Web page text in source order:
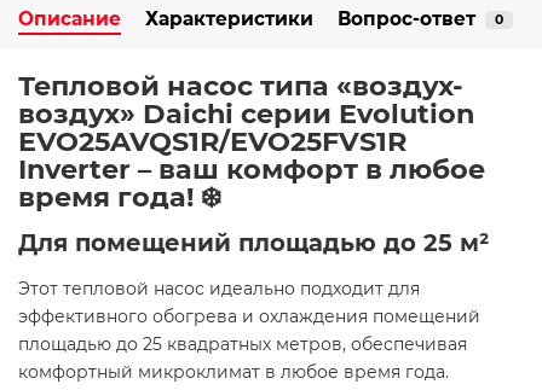
Описание Характеристики Вопрос-ответ 0
Тепловой насос типа «воздух-
воздух» Daichi серии Evolution
EVO25AVQS1R/EVO25FVS1R
Inverter – ваш комфорт в любое
время года! ❄️
Для помещений площадью до 25 м²
Этот тепловой насос идеально подходит для
эффективного обогрева и охлаждения помещений
площадью до 25 квадратных метров, обеспечивая
комфортный микроклимат в любое время года.